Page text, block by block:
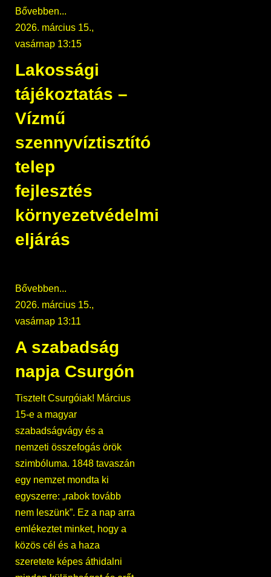
Bővebben...
2026. március 15.,
vasárnap 13:15
Lakossági
tájékoztatás –
Vízmű
szennyvíztisztító
telep
fejlesztés
környezetvédelmi
eljárás
Bővebben...
2026. március 15.,
vasárnap 13:11
A szabadság
napja Csurgón
Tisztelt Csurgóiak! Március
15-e a magyar
szabadságvágy és a
nemzeti összefogás örök
szimbóluma. 1848 tavaszán
egy nemzet mondta ki
egyszerre: „rabok tovább
nem leszünk”. Ez a nap arra
emlékeztet minket, hogy a
közös cél és a haza
szeretete képes áthidalni